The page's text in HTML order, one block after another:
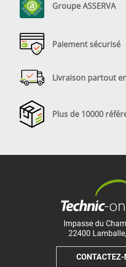
Groupe ASSERVA
Paiement sécurisé
Livraison partout
Plus de 10000
Impasse du
22400 Lamballe,
CONTACTEZ-